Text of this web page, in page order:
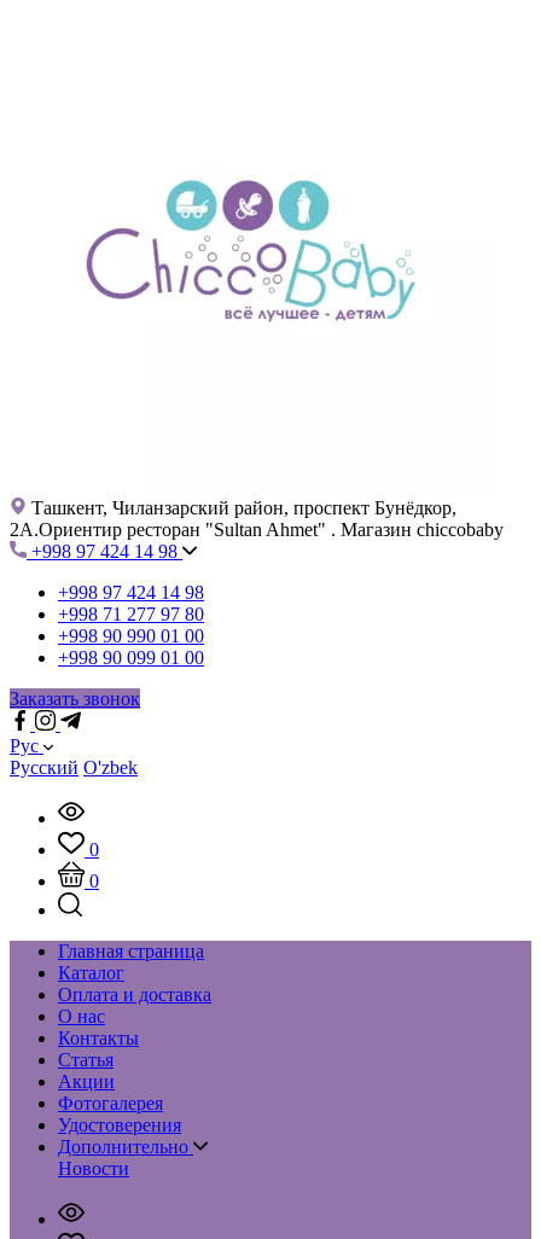
Ташкент, Чиланзарский район, проспект Бунёдкор,
2А.Ориентир ресторан "Sultan Ahmet" . Магазин chiccobaby
+998 97 424 14 98
+998 97 424 14 98
+998 71 277 97 80
+998 90 990 01 00
+998 90 099 01 00
Заказать звонок
Рус
Русский O'zbek
0
0
Главная страница
Каталог
Оплата и доставка
О нас
Контакты
Статья
Акции
Фотогалерея
Удостоверения
Дополнительно
Новости